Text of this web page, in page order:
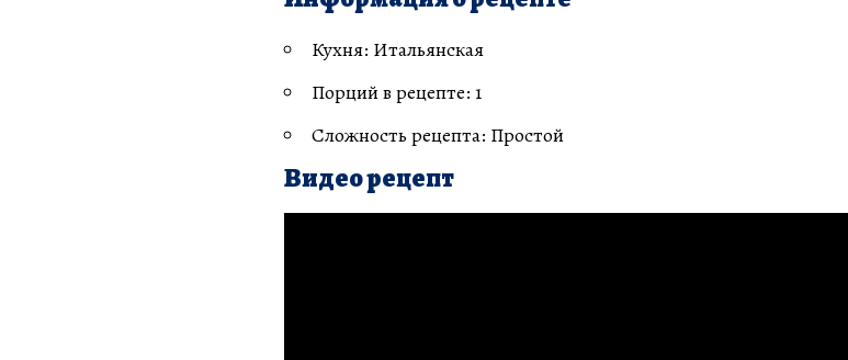
Кухня: Итальянская
Порций в рецепте: 1
Сложность рецепта: Простой
Видео рецепт